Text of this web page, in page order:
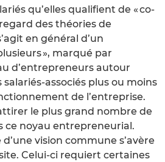
qu’elles qualifient de « co-
des théories de
en général d’un
», marqué par
d’entrepreneurs autour
associés plus ou moins
de l’entreprise.
le plus grand nombre de
ce noyau entrepreneurial.
vision commune s’avère
Celui-ci requiert certaines